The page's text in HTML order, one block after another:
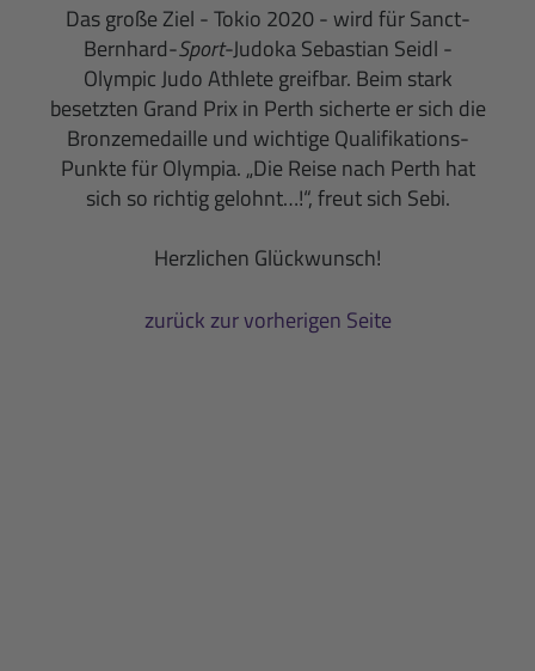
Das große Ziel - Tokio 2020 - wird für Sanct-
Bernhard-Sport-Judoka Sebastian Seidl -
Olympic Judo Athlete greifbar. Beim stark
besetzten Grand Prix in Perth sicherte er sich die
Bronzemedaille und wichtige Qualifikations-
Punkte für Olympia. „Die Reise nach Perth hat
sich so richtig gelohnt…!“, freut sich Sebi.
Herzlichen Glückwunsch!
zurück zur vorherigen Seite